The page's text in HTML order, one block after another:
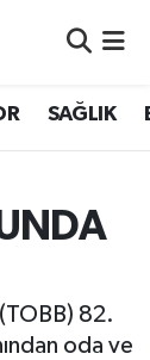
SAĞLIK
82.
oda ve